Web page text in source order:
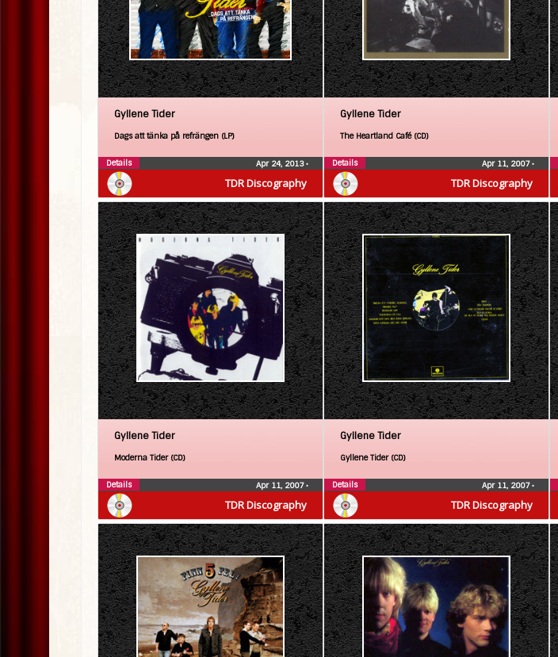
TDR Discography
Gyllene Tider
Dags att tänka på refrängen (LP)
Apr 24, 2013•
Details
TDR Discography
Gyllene Tider
The Heartland Café (CD)
Apr 11, 2007•
Details
TDR Discography
Gyllene Tider
Moderna Tider (CD)
Apr 11, 2007•
Details
TDR Discography
Gyllene Tider
Gyllene Tider (CD)
Apr 11, 2007•
Details